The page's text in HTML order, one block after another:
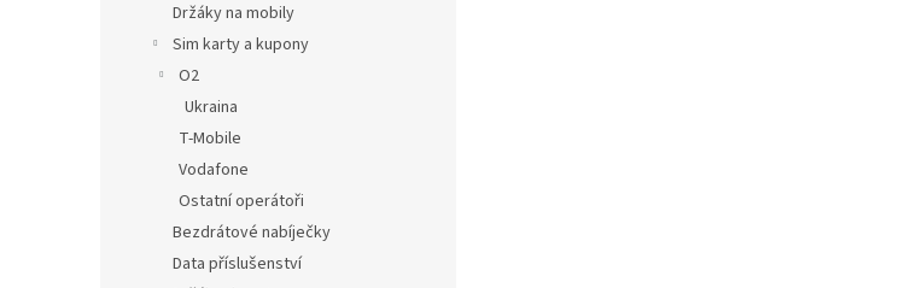
Držáky na mobily
Sim karty a kupony
O2
Ukraina
T-Mobile
Vodafone
Ostatní operátoři
Bezdrátové nabíječky
Data příslušenství